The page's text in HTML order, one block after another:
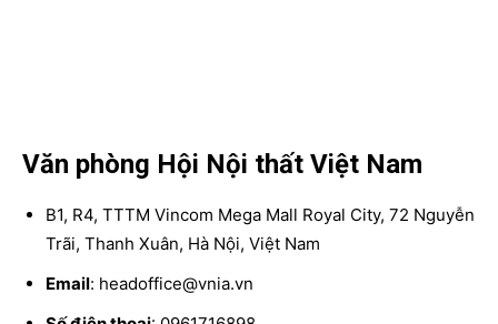
Văn phòng Hội Nội thất Việt Nam
B1, R4, TTTM Vincom Mega Mall Royal City, 72 Nguyễn
Trãi, Thanh Xuân, Hà Nội, Việt Nam
Email: headoffice@vnia.vn